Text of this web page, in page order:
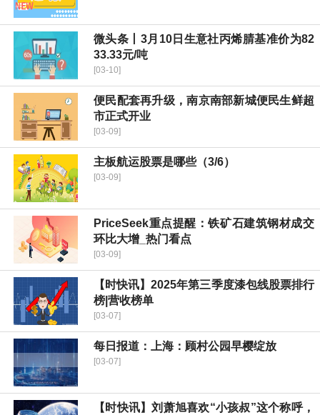
微头条丨3月10日生意社丙烯腈基准价为82
33.33元/吨
[03-10]
便民配套再升级，南京南部新城便民生鲜超
市正式开业
[03-09]
主板航运股票是哪些（3/6）
[03-09]
PriceSeek重点提醒：铁矿石建筑钢材成交
环比大增_热门看点
[03-09]
【时快讯】2025年第三季度漆包线股票排行
榜|营收榜单
[03-07]
每日报道：上海：顾村公园早樱绽放
[03-07]
【时快讯】刘萧旭喜欢“小孩叔”这个称呼，